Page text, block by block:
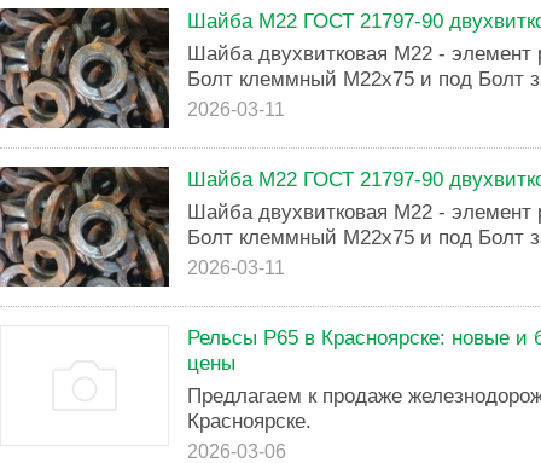
Шайба М22 ГОСТ 21797-90
Шайба двухвитковая М22 - элемент
Болт клеммный М22х75 и под Болт
2026-03-11
Шайба М22 ГОСТ 21797-90
Шайба двухвитковая М22 - элемент
Болт клеммный М22х75 и под Болт
2026-03-11
Рельсы Р65 в Красноярске: новые
цены
Предлагаем к продаже
Красноярске.
2026-03-06